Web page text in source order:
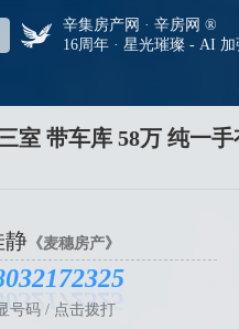
辛集房产网 · 辛房网 ®
16周年 · 星光璀璨 - AI
室 带车库 58万 纯一
静 《麦穗房产》
号码 / 点击拨打